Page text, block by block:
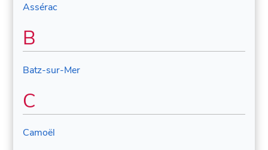
Assérac
B
Batz-sur-Mer
C
Camoël